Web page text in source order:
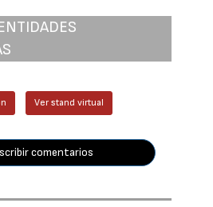
Ver stand virtual
comentarios